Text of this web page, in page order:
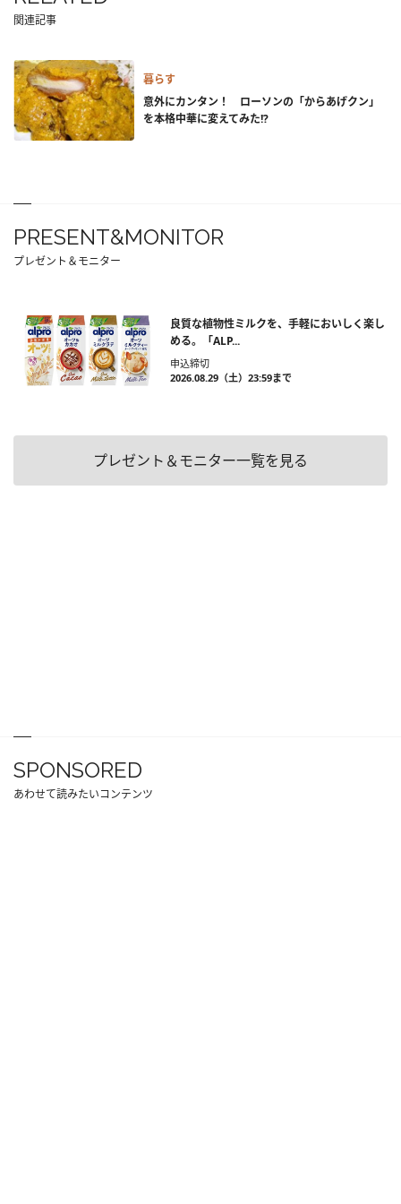
関連記事
暮らす
意外にカンタン！ ローソンの「からあげクン」
を本格中華に変えてみた!?
PRESENT&MONITOR
プレゼント＆モニター
良質な植物性ミルクを、手軽においしく楽し
める。「ALP...
申込締切
2026.08.29（土）23:59まで
プレゼント＆モニター一覧を見る
SPONSORED
あわせて読みたいコンテンツ